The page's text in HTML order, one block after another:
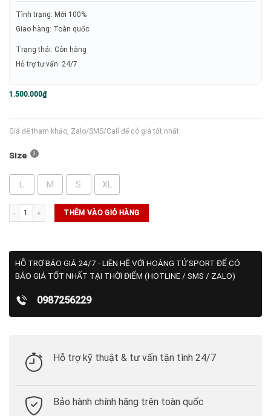
Tình trạng: Mới 100%
Giao hàng: Toàn quốc
Trạng thái: Còn hàng
Hỗ trợ tư vấn: 24/7
1.500.000₫
Giá để tham khảo, Zalo/SMS/Call để có giá tốt nhất
Size
L M S XL
Áo Puma Gamer Polo Pacific Green (599120 40) số lượng
THÊM VÀO GIỎ HÀNG
HỖ TRỢ BÁO GIÁ 24/7 - LIÊN HỆ VỚI HOÀNG TỬ SPORT ĐỂ CÓ
BÁO GIÁ TỐT NHẤT TẠI THỜI ĐIỂM (HOTLINE / SMS / ZALO)
0987256229
Hỗ trợ kỹ thuật & tư vấn tận tình 24/7
Bảo hành chính hãng trên toàn quốc